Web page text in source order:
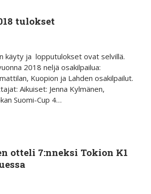
tulokset
käyty ja lopputulokset ovat selvillä.
2018 neljä osakilpailua:
Kuopion ja Lahden osakilpailut.
Aikuiset: Jenna Kylmänen,
Suomi-Cup 4…
otteli 7:nneksi Tokion K1